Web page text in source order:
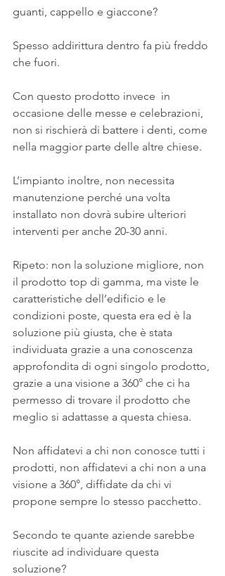
guanti, cappello e giaccone?
Spesso addirittura dentro fa più freddo
che fuori.
Con questo prodotto invece  in
occasione delle messe e celebrazioni,
non si rischierà di battere i denti, come
nella maggior parte delle altre chiese.
L’impianto inoltre, non necessita
manutenzione perché una volta
installato non dovrà subire ulteriori
interventi per anche 20-30 anni.
Ripeto: non la soluzione migliore, non
il prodotto top di gamma, ma viste le
caratteristiche dell’edificio e le
condizioni poste, questa era ed è la
soluzione più giusta, che è stata
individuata grazie a una conoscenza
approfondita di ogni singolo prodotto,
grazie a una visione a 360° che ci ha
permesso di trovare il prodotto che
meglio si adattasse a questa chiesa.
Non affidatevi a chi non conosce tutti i
prodotti, non affidatevi a chi non a una
visione a 360°, diffidate da chi vi
propone sempre lo stesso pacchetto.
Secondo te quante aziende sarebbe
riuscite ad individuare questa
soluzione?